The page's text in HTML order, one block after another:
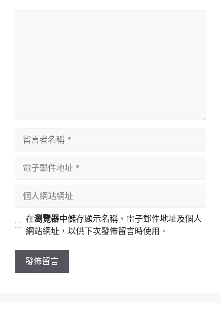
址
站
址
在瀏覽器中儲存顯示名稱、電子郵件地址及個人
網站網址，以供下次發佈留言時使用。